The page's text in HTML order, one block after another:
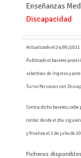
Enseñanzas
Discapacidad
Actualizado el:24/06/2021
Publicado el baremo
selectivos de ingreso y
Turno Personas con
Contra dicho baremo,
contar desde el día
y finaliza el 1 de julio de
Ficheros disponibles